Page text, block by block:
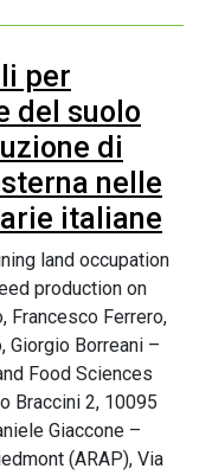
per
del suolo
di
nelle
italiane
land occupation
production on
Francesco Ferrero,
Giorgio Borreani –
Food Sciences
Braccini 2, 10095
Giaccone –
(ARAP), Via